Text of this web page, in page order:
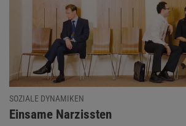
SOZIALE DYNAMIKEN
:
Einsame Narzissten